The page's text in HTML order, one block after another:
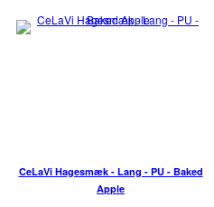
CeLaVi Hagesmæk - Lang - PU - Baked
Apple